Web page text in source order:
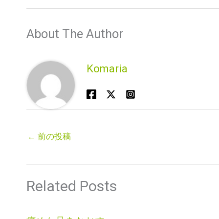
About The Author
Komaria
← 前の投稿
Related Posts